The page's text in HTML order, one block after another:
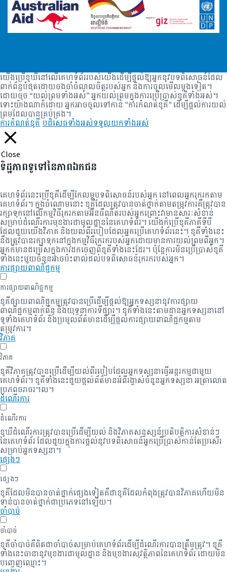
យើងប្រើខូឃីនៅលើគេហទំព័ររបស់យើងដើម្បីផ្តល់ឱ្យអ្នកនូវបទពិសោធន៍ដែល
ពាក់ព័ន្ធបំផុតដោយចងចាំចំណូលចិត្តរបស់អ្នក និងការចូលមើលម្តងទៀត។
ដោយចុច “យល់ព្រមទាំងអស់” អ្នកយល់ព្រមក្នុងការប្រើប្រាស់ខូគីទាំងអស់។
ទោះយ៉ាងណាក៏ដោយ អ្នកអាចចូលទៅកាន់ "ការកំណត់ខូគី" ដើម្បីផ្តល់ការយល់
ព្រមដែលបានគ្រប់គ្រង។
ការកំណត់ខូគី បដិសេធទាំងអស់ទទួលយកទាំងអស់
Close
ទិដ្ឋភាពទូទៅនៃភាពឯកជន
គេហទំព័រនេះប្រើខូគីដើម្បីកែលម្អបទពិសោធន៍របស់អ្នក នៅពេលអ្នករុករកតាម
គេហទំព័រ។ ក្នុងចំណោមនោះ ខូគីដែលត្រូវបានចាត់ថ្នាក់តាមតម្រូវការគឺត្រូវបាន
រក្សាទុកនៅលើកម្មវិធីរុករកតាមអ៊ីនធឺណិតរបស់អ្នកព្រោះវាមានសារៈសំខាន់
សម្រាប់ដំណើរការមុខងារជាមូលដ្ឋាននៃគេហទំព័រ។ យើងក៏ប្រើខូគីភាគីទីបី
ដែលជួយយើងវិភាគ និងយល់ពីរបៀបដែលអ្នកប្រើគេហទំព័រនេះ។ ខូគីទាំងនេះ
នឹងត្រូវបានរក្សាទុកនៅក្នុងកម្មវិធីរុករករបស់អ្នកដោយមានការយល់ព្រមពីអ្នក។
អ្នក​ក៏​មាន​ជម្រើស​ក្នុង​ការ​ដក​ចេញ​ពី​ខូគី​ទាំងនេះ​ដែរ។ ប៉ុន្តែការមិនប្រើប្រាស់ខូគី
ទាំងនេះមួយចំនួនអាចប៉ះពាល់ដល់បទពិសោធន៍រុករករបស់អ្នក។
ការផ្សាយពាណិជ្ជកម្ម
ការផ្សាយពាណិជ្ជកម្ម
ខូគីផ្សាយពាណិជ្ជកម្មត្រូវបានប្រើដើម្បីផ្តល់ឱ្យអ្នកទស្សនានូវការផ្សាយ
ពាណិជ្ជកម្មពាក់ព័ន្ធ និងយុទ្ធនាការទីផ្សារ។ ខូគីទាំងនេះតាមដានអ្នកទស្សនានៅ
ទូទាំងគេហទំព័រ និងប្រមូលព័ត៌មានដើម្បីផ្តល់ការផ្សាយពាណិជ្ជកម្មតាម
តម្រូវការ។
វិភាគ
វិភាគ
ខូគីវិភាគត្រូវបានប្រើដើម្បីយល់ពីរបៀបដែលអ្នកទស្សនាធ្វើអន្តរកម្មជាមួយ
គេហទំព័រ។ ខូគីទាំងនេះជួយផ្តល់ព័ត៌មានអំពីរង្វាស់ចំនួនអ្នកទស្សនា អត្រាលោត
ប្រភពចរាចរ។ល។
ដំណើរការ
ដំណើរការ
ខូឃីដំណើរការត្រូវបានប្រើដើម្បីយល់ និងវិភាគសន្ទស្សន៍ប្រតិបត្តិការសំខាន់ៗ
នៃគេហទំព័រ ដែលជួយក្នុងការផ្តល់នូវបទពិសោធន៍អ្នកប្រើប្រាស់កាន់តែប្រសើរ
សម្រាប់អ្នកទស្សនា។
ផ្សេងៗ
ផ្សេងៗ
ខូគី​ដែល​មិន​បាន​ចាត់​ថ្នាក់​ផ្សេង​ទៀត​គឺ​ជា​ខូគី​ដែល​កំពុង​ត្រូវ​បាន​វិភាគ​ហើយ​មិន​
ទាន់​បាន​ចាត់​ថ្នាក់​ជា​ប្រភេទ​នៅឡើយ។
ចាំបាច់
ចាំបាច់
ខូគីចាំបាច់គឺពិតជាចាំបាច់សម្រាប់គេហទំព័រដើម្បីដំណើរការបានត្រឹមត្រូវ។ ខូគី
ទាំងនេះធានានូវមុខងារជាមូលដ្ឋាន និងមុខងារសុវត្ថិភាពនៃគេហទំព័រ ដោយមិន
បញ្ចេញឈ្មោះ។